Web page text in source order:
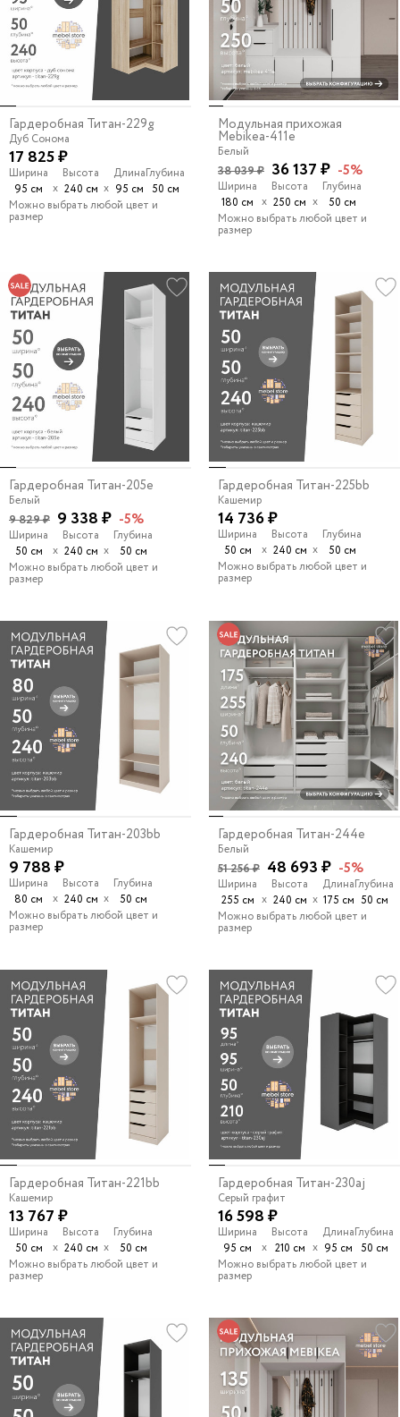
Гардеробная Титан-229g
Дуб Сонома
17 825 ₽
Ширина
95 см
х
Высота
240 см х
Длина
95 см
Глубина
50 см
Можно выбрать любой цвет и
размер
Модульная прихожая
Mebikea-411e
Белый
38 039 ₽ 36 137 ₽ -5%
Ширина
180 см х
Высота
250 см х
Глубина
50 см
Можно выбрать любой цвет и
размер
Гардеробная Титан-205e
Белый
9 829 ₽ 9 338 ₽ -5%
Ширина
50 см
х
Высота
240 см х
Глубина
50 см
Можно выбрать любой цвет и
размер
Гардеробная Титан-225bb
Кашемир
14 736 ₽
Ширина
50 см
х
Высота
240 см х
Глубина
50 см
Можно выбрать любой цвет и
размер
Гардеробная Титан-203bb
Кашемир
9 788 ₽
Ширина
80 см
х
Высота
240 см х
Глубина
50 см
Можно выбрать любой цвет и
размер
Гардеробная Титан-244e
Белый
51 256 ₽ 48 693 ₽ -5%
Ширина
255 см х
Высота
240 см х
Длина
175 см
Глубина
50 см
Можно выбрать любой цвет и
размер
Гардеробная Титан-221bb
Кашемир
13 767 ₽
Ширина
50 см
х
Высота
240 см х
Глубина
50 см
Можно выбрать любой цвет и
размер
Гардеробная Титан-230aj
Серый графит
16 598 ₽
Ширина
95 см
х
Высота
210 см х
Длина
95 см
Глубина
50 см
Можно выбрать любой цвет и
размер